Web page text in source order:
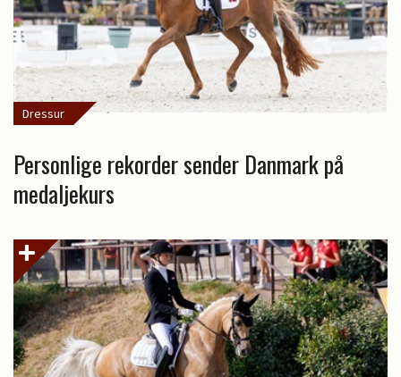
Dressur
Personlige rekorder sender Danmark på
medaljekurs